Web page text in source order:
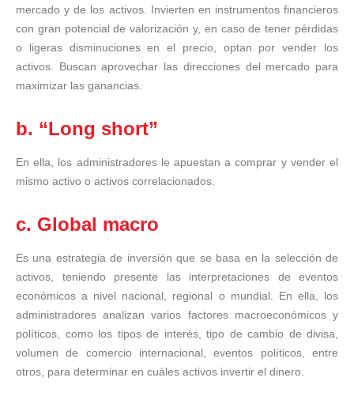
mercado y de los activos. Invierten en instrumentos financieros
con gran potencial de valorización y, en caso de tener pérdidas
o ligeras disminuciones en el precio, optan por vender los
activos. Buscan aprovechar las direcciones del mercado para
maximizar las ganancias.
b. “Long short”
En ella, los administradores le apuestan a comprar y vender el
mismo activo o activos correlacionados.
c. Global macro
Es una estrategia de inversión que se basa en la selección de
activos, teniendo presente las interpretaciones de eventos
económicos a nivel nacional, regional o mundial. En ella, los
administradores analizan varios factores macroeconómicos y
políticos, como los tipos de interés, tipo de cambio de divisa,
volumen de comercio internacional, eventos políticos, entre
otros, para determinar en cuáles activos invertir el dinero.